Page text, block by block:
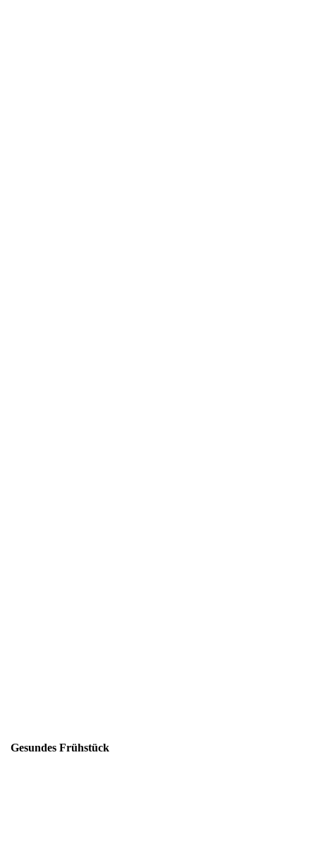
Gesundes Frühstück